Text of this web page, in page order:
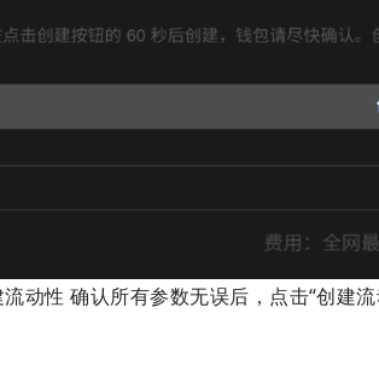
动性 确认所有参数无误后，点击“创建